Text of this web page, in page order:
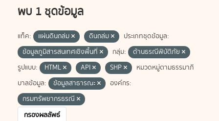
พบ 1 ชุดข้อมูล
แท็ค: แผ่นดินถล่ม ดินถล่ม
ประเภทชุดข้อมูล:
ข้อมูลภูมิสารสนเทศเชิงพื้นที่
กลุ่ม:
ด้านธรณีพิบัติภัย
รูปแบบ:
HTML API SHP
หมวดหมู่ตามธรรมาภิ
บาลข้อมูล:
ข้อมูลสาธารณะ
องค์กร:
กรมทรัพยากรธรณี
กรองผลลัพธ์